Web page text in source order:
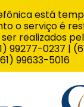
está
o serviço é
realizados
99277-0237 |
99633-5016